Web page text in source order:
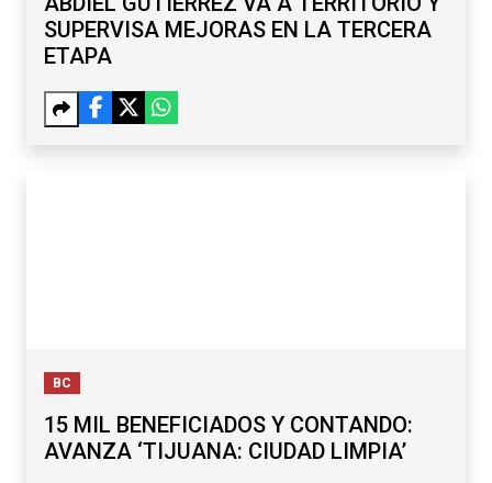
SUPERVISA MEJORAS EN LA TERCERA
ETAPA
BC
15 MIL BENEFICIADOS Y CONTANDO:
AVANZA ‘TIJUANA: CIUDAD LIMPIA’